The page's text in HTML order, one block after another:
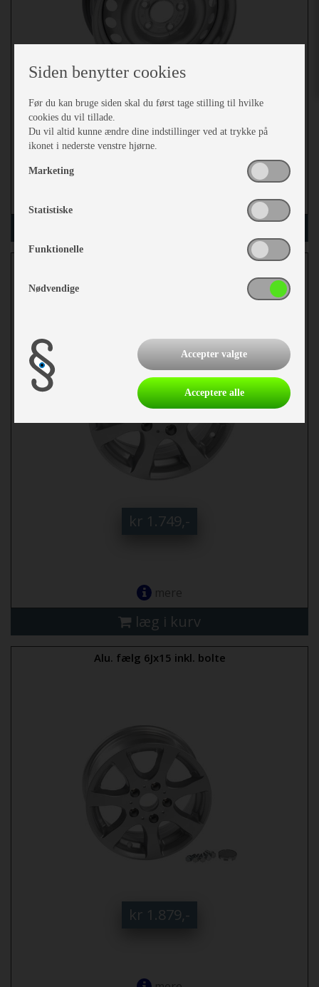
kr 629,-
kr 1.749,-
mere
læg i kurv
Alu. fælg 6Jx15 inkl. bolte
kr 1.879,-
Siden benytter cookies
Før du kan bruge siden skal du først tage stilling til hvilke
cookies du vil tillade.
Du vil altid kunne ændre dine indstillinger ved at trykke på
ikonet i nederste venstre hjørne.
Marketing
Statistiske
Funktionelle
Nødvendige
Accepter valgte
Acceptere alle